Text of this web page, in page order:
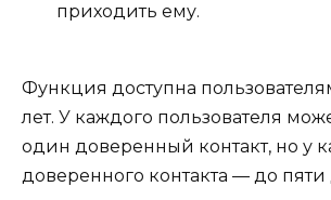
приходить ему.
Функция доступна
лет. У каждого пользователя
один доверенный контакт, но у
доверенного контакта — до